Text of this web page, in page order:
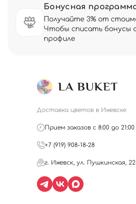
Бонусная
Получайте 3% от
Чтобы списать бонусы
профиле
Доставка цветов в Ижевске
Прием заказов с 8:00 до 21:00
+7 (919) 908-18-28
г. Ижевск, ул. Пушкинская,